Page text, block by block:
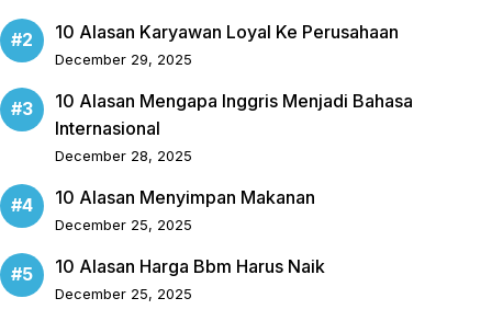
10 Alasan Karyawan Loyal Ke Perusahaan
December 29, 2025
10 Alasan Mengapa Inggris Menjadi Bahasa
Internasional
December 28, 2025
10 Alasan Menyimpan Makanan
December 25, 2025
10 Alasan Harga Bbm Harus Naik
December 25, 2025